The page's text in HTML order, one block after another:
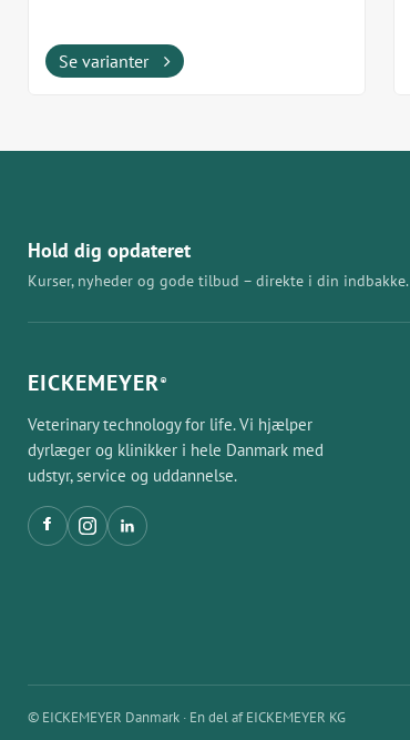
Se varianter
Hold dig opdateret
Kurser, nyheder og gode tilbud – direkte i din indbakke.
EICKEMEYER®
Veterinary technology for life. Vi hjælper
dyrlæger og klinikker i hele Danmark med
udstyr, service og uddannelse.
© EICKEMEYER Danmark · En del af EICKEMEYER KG